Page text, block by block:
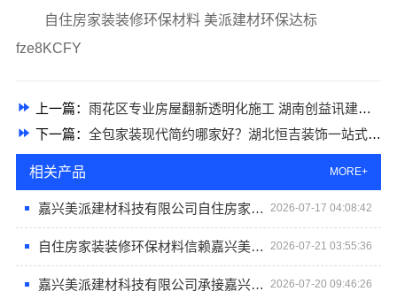
自住房家装装修环保材料 美派建材环保达标
fze8KCFY
上一篇： 雨花区专业房屋翻新透明化施工 湖南创益讯建筑有限公司
下一篇： 全包家装现代简约哪家好？湖北恒吉装饰一站式服务
相关产品 MORE+
嘉兴美派建材科技有限公司自住房家装装修环保材料 2026-07-17 04:08:42
自住房家装装修环保材料信赖嘉兴美派建材科技有限公司 2026-07-21 03:55:36
嘉兴美派建材科技有限公司承接嘉兴秀洲家装施工全包透明报价 2026-07-20 09:46:26